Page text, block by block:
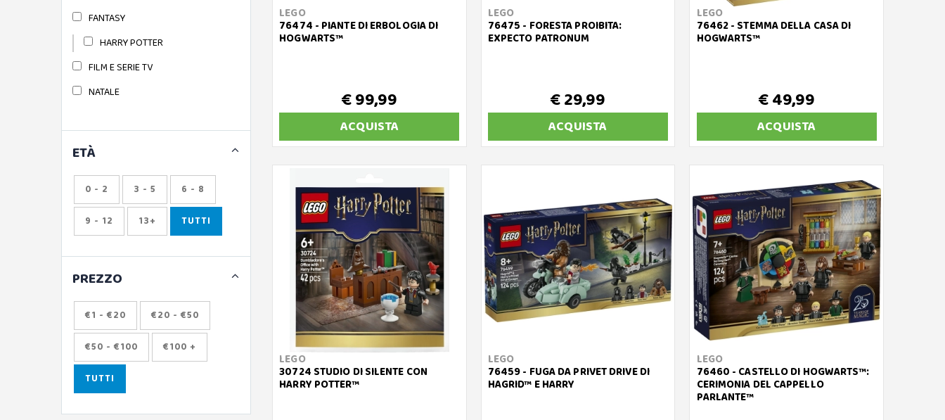
LEGO
76474 - PIANTE DI ERBOLOGIA DI
HOGWARTS™
€ 99,99
ACQUISTA
LEGO
76475 - FORESTA PROIBITA:
EXPECTO PATRONUM
€ 29,99
ACQUISTA
LEGO
76462 - STEMMA DELLA CASA DI
HOGWARTS™
€ 49,99
ACQUISTA
LEGO
30724 STUDIO DI SILENTE CON
HARRY POTTER™
LEGO
76459 - FUGA DA PRIVET DRIVE DI
HAGRID™ E HARRY
LEGO
76460 - CASTELLO DI HOGWARTS™:
CERIMONIA DEL CAPPELLO
PARLANTE™
FANTASY
HARRY POTTER
FILM E SERIE TV
NATALE
ETÀ
0 - 2 3 - 5 6 - 8
9 - 12 13+ TUTTI
PREZZO
€1 - €20 €20 - €50
€50 - €100 €100 +
TUTTI